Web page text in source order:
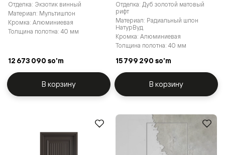
Отделка: Экзотик винный
Материал: Мультишпон
Кромка: Алюминиевая
Толщина полотна: 40 мм
12 673 090 so'm
В корзину
Отделка: Дуб золотой матовый
рифт
Материал: Радиальный шпон
НатурВуд
Кромка: Алюминиевая
Толщина полотна: 40 мм
15 799 290 so'm
В корзину